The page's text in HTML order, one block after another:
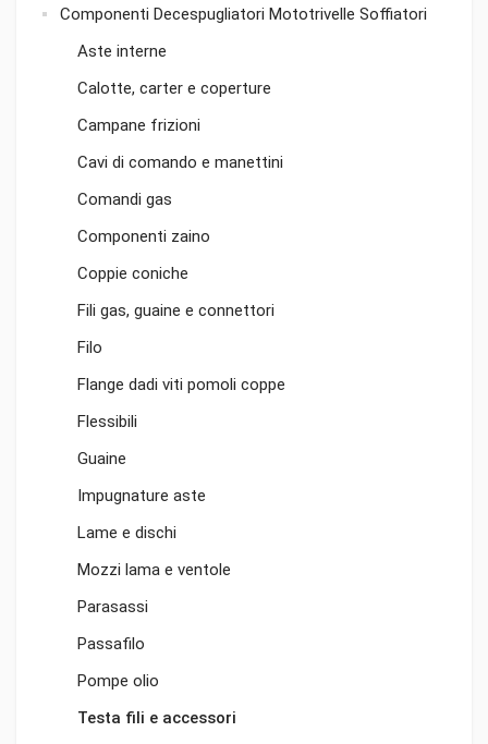
Componenti Decespugliatori Mototrivelle Soffiatori
Aste interne
Calotte, carter e coperture
Campane frizioni
Cavi di comando e manettini
Comandi gas
Componenti zaino
Coppie coniche
Fili gas, guaine e connettori
Filo
Flange dadi viti pomoli coppe
Flessibili
Guaine
Impugnature aste
Lame e dischi
Mozzi lama e ventole
Parasassi
Passafilo
Pompe olio
Testa fili e accessori